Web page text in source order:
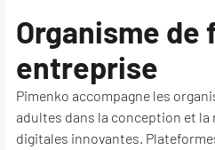
Organisme
entreprise
Pimenko accompagne les
adultes dans la conception et
digitales innovantes.